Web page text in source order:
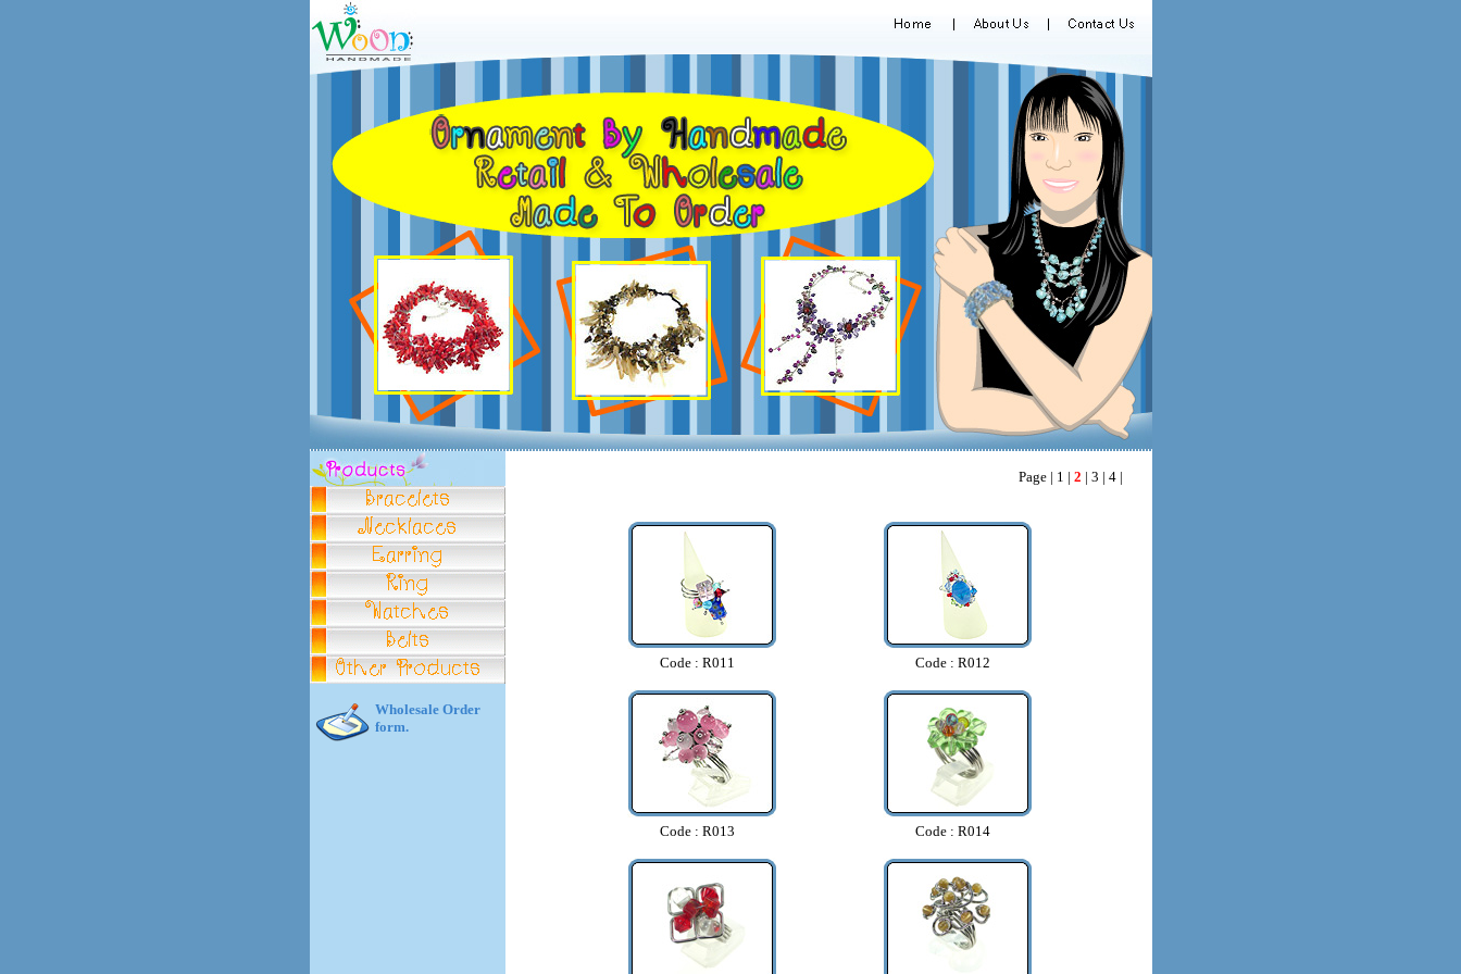
Wholesale Order
form.
Page | 1 | 2 | 3 | 4|
Code : R011 Code : R012
Code : R013 Code : R014